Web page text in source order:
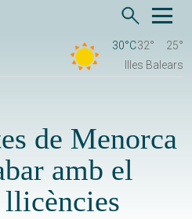
30°C32°
25°
Illes Balears
de Menorca
amb el
llicències